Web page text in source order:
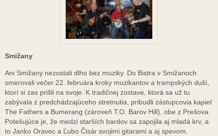
Smižany
Ani Smižany nezostali dlho bez muziky. Do Bistra v Smižanoch
smerovali večer 22. februára kroky muzikantov a trampských duší,
ktorí si zas prišli na svoje. K tradičnej zostave, ktorá sa už tu
zabývala z predchádzajúceho stretnutia, pribudli zástupcovia kapiel
The Fathers a Bumerang (zároveň T.O. Barov Hill), obe z Prešova.
Potešujúce je, že medzi starších bardov sa zapojila aj mladá krv, a
to Janko Oravec a Ľubo Čisár svojimi gitarami a aj spevom.